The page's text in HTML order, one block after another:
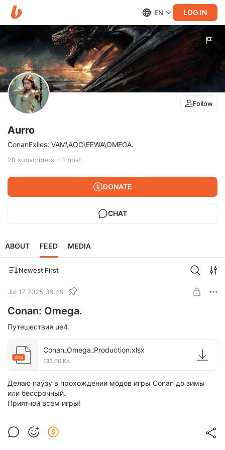
EN LOG IN
Follow
Aurro
ConanExiles: VAM\AOC\EEWA\OMEGA.
20 subscribers 1 post
DONATE
CHAT
ABOUT FEED MEDIA
Newest First
Jul 17 2025 06:48
Conan: Omega.
Путешествия ue4.
xlsx
Conan_Omega_Production.xlsx
133.68 Kb
Делаю паузу в прохождении модов игры Conan до зимы
или бессрочный.
Приятной всем игры!